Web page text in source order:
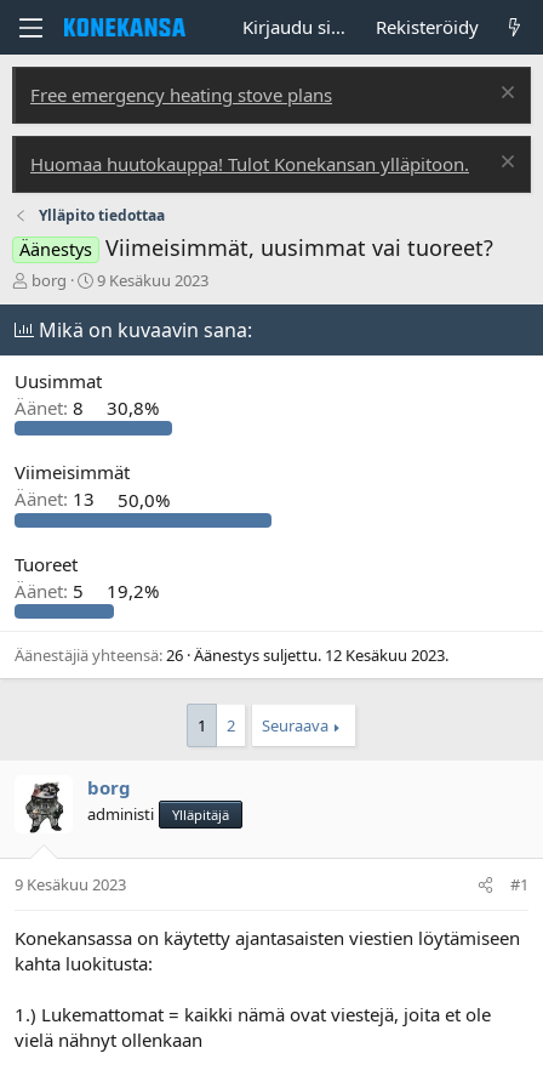
Kirjaudu sisään Rekisteröidy
Free emergency heating stove plans
Huomaa huutokauppa! Tulot Konekansan ylläpitoon.
Ylläpito tiedottaa
Äänestys Viimeisimmät, uusimmat vai tuoreet?
V
i
e
s
i
k
e
j
u
n
l
o
i
t
borg
A
l
o
i
u
p
i
ä
r
9 Kesäkuu 2023
Mikä on kuvaavin sana:
Uusimmat
Äänet: 8 30,8%
Viimeisimmät
Äänet: 13 50,0%
Tuoreet
Äänet: 5 19,2%
Äänestäjiä yhteensä 26 Äänestys suljettu. 12 Kesäkuu 2023.
1 2 Seuraava
borg
administi Ylläpitäjä
9 Kesäkuu 2023 #1
Konekansassa on käytetty ajantasaisten viestien löytämiseen
kahta luokitusta:
1.) Lukemattomat = kaikki nämä ovat viestejä, joita et ole
vielä nähnyt ollenkaan